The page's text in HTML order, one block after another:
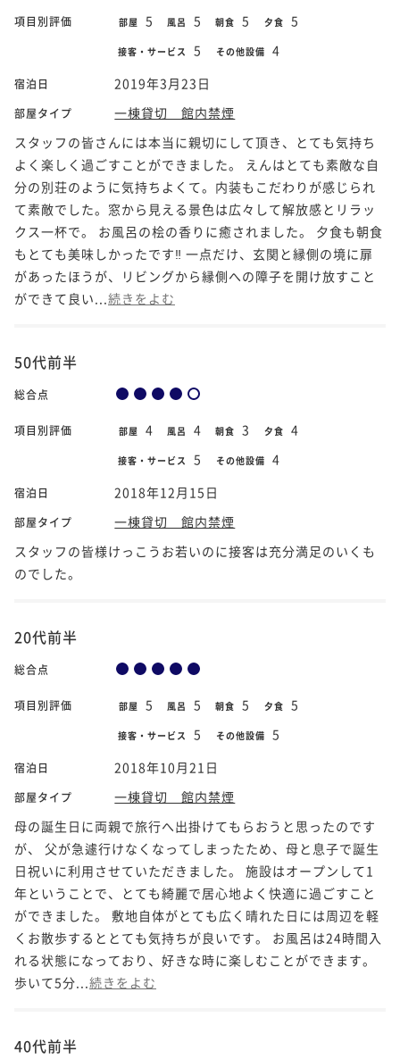
項目別評価 部屋 5 風呂 5 朝食 5 夕食 5
接客・サービス 5 その他設備 4
宿泊日 2019年3月23日
部屋タイプ
一棟貸切 館内禁煙
スタッフの皆さんには本当に親切にして頂き、とても気持ち
よく楽しく過ごすことができました。 えんはとても素敵な自
分の別荘のように気持ちよくて。内装もこだわりが感じられ
て素敵でした。窓から見える景色は広々して解放感とリラッ
クス一杯で。 お風呂の桧の香りに癒されました。 夕食も朝食
もとても美味しかったです‼️ 一点だけ、玄関と縁側の境に扉
があったほうが、リビングから縁側への障子を開け放すこと
ができて良い... 続きをよむ
50代前半
総合点
項目別評価 部屋 4 風呂 4 朝食 3 夕食 4
接客・サービス 5 その他設備 4
宿泊日 2018年12月15日
部屋タイプ
一棟貸切 館内禁煙
スタッフの皆様けっこうお若いのに接客は充分満足のいくも
のでした。
20代前半
総合点
項目別評価 部屋 5 風呂 5 朝食 5 夕食 5
接客・サービス 5 その他設備 5
宿泊日 2018年10月21日
部屋タイプ
一棟貸切 館内禁煙
母の誕生日に両親で旅行へ出掛けてもらおうと思ったのです
が、 父が急遽行けなくなってしまったため、母と息子で誕生
日祝いに利用させていただきました。 施設はオープンして1
年ということで、とても綺麗で居心地よく快適に過ごすこと
ができました。 敷地自体がとても広く晴れた日には周辺を軽
くお散歩するととても気持ちが良いです。 お風呂は24時間入
れる状態になっており、好きな時に楽しむことができます。
歩いて5分... 続きをよむ
40代前半